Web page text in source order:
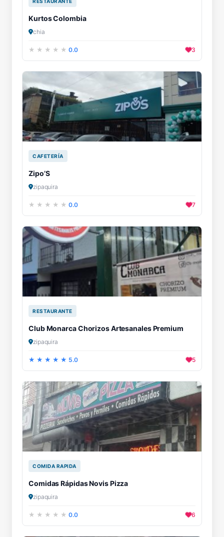
Kurtos Colombia
chia
0.0 3
CAFETERÍA
Zipo’S
zipaquira
0.0 7
RESTAURANTE
Club Monarca Chorizos Artesanales Premium
zipaquira
5.0 5
COMIDA RAPIDA
Comidas Rápidas Novis Pizza
zipaquira
0.0 6